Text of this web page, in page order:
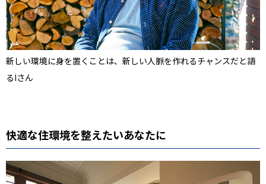
新しい環境に身を置くことは、新しい人脈を作れるチャンスだと語
るIさん
快適な住環境を整えたいあなたに